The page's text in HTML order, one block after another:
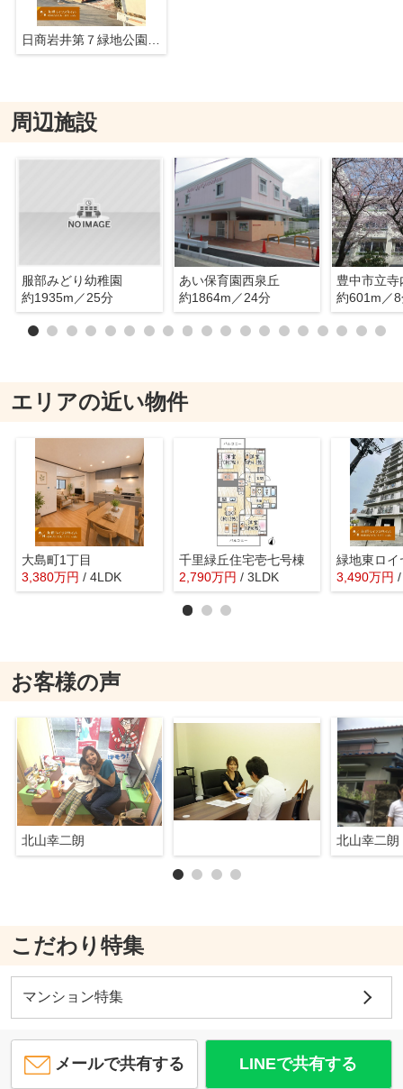
周辺施設
服部みどり幼稚園
約1935m／25分
あい保育園西泉丘
約1864m／24分
豊中市立寺
約601m／
エリアの近い物件
大島町1丁目
3,380万円 / 4LDK
千里緑丘住宅壱七号棟
2,790万円 / 3LDK 3,490万円
お客様の声
北山幸二朗 北山幸二朗
こだわり特集
マンション特集
メールで共有する LINEで共有する